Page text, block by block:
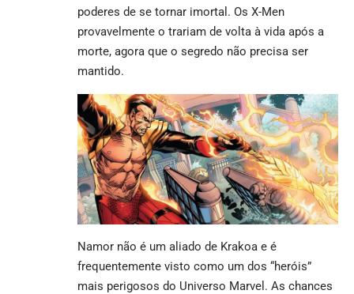
poderes de se tornar imortal. Os X-Men
provavelmente o trariam de volta à vida após a
morte, agora que o segredo não precisa ser
mantido.
Namor não é um aliado de Krakoa e é
frequentemente visto como um dos “heróis”
mais perigosos do Universo Marvel. As chances